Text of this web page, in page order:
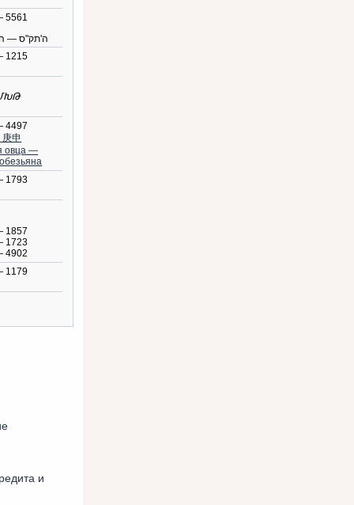
5561
ה'תק"ס —
1215
4497
申
овца —
1793
1857
1723
4902
1179
и